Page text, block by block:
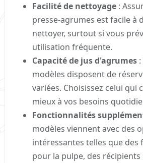
Facilité de nettoyage :
presse-agrumes est facile à
nettoyer, surtout si vous
utilisation fréquente.
Capacité de jus d'agrumes
modèles disposent de
variées. Choisissez celui qui
mieux à vos besoins
Fonctionnalités
modèles viennent avec des
intéressantes telles que des
pour la pulpe, des récipients